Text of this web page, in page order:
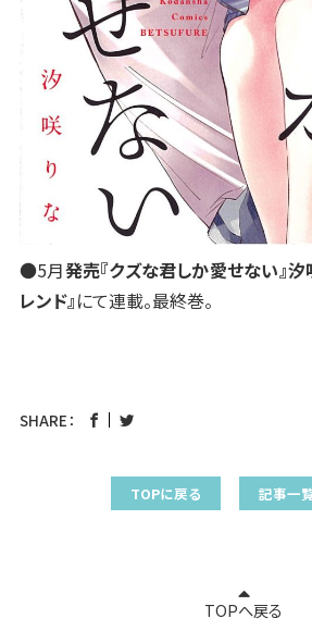
●5月発売『クズな君しか愛せない』
レンド』にて連載。最終巻。
SHARE：
TOPに戻る 記事一
TOPへ戻る